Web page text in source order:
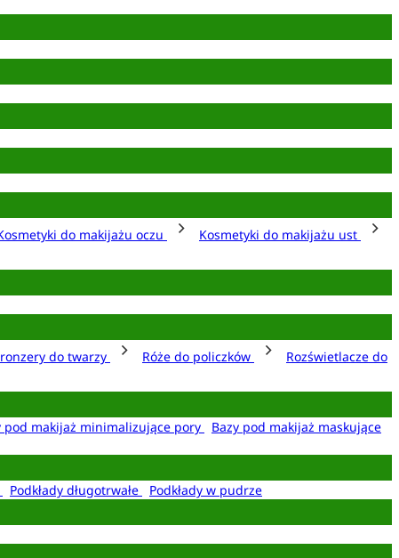
do makijażu oczu
Kosmetyki do makijażu ust
do twarzy Róże do policzków
Rozświetlacze do
pod makijaż minimalizujące pory
Bazy pod makijaż maskujące
Podkłady długotrwałe
Podkłady w pudrze